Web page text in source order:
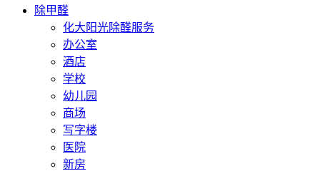
除甲醛
化大阳光除醛服务
办公室
酒店
学校
幼儿园
商场
写字楼
医院
新房